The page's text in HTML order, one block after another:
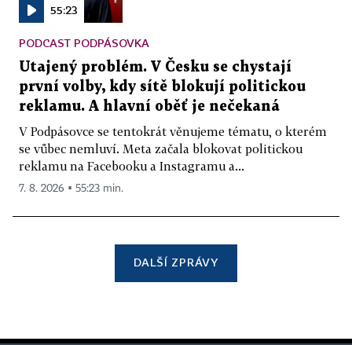
55:23
PODCAST PODPÁSOVKA
Utajený problém. V Česku se chystají
první volby, kdy sítě blokují politickou
reklamu. A hlavní oběť je nečekaná
V Podpásovce se tentokrát věnujeme tématu, o kterém
se vůbec nemluví. Meta začala blokovat politickou
reklamu na Facebooku a Instagramu a...
7. 8. 2026 ▪ 55:23 min.
DALŠÍ ZPRÁVY